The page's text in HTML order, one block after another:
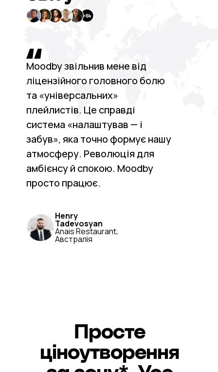
Moodby звільнив мене від
ліцензійного головного болю
та «універсальних»
плейлистів. Це справді
система «налаштував — і
забув», яка точно формує нашу
атмосферу. Революція для
амбієнсу й спокою. Moodby
просто працює.
Henry
Tadevosyan
Anais Restaurant,
Австралія
Просте
ціноутворення